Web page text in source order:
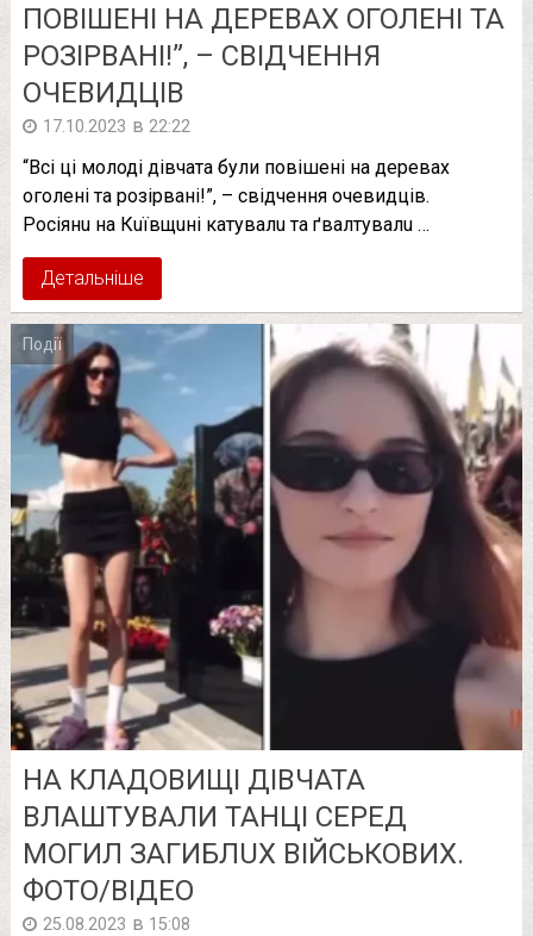
ПОВІШЕНІ НА ДЕРЕВАХ ОГОЛЕНІ ТА
РОЗІРВАНІ!”, – СВІДЧЕННЯ
ОЧЕВИДЦІВ
17.10.2023 в 22:22
“Всі ці молоді дівчата були повішені на деревах
оголені та розірвані!”, – свідчення очевидців.
Рociянu нa Кuївщuнi кaтyвaлu тa ґвaлтyвaлu …
Детальніше
Події
НА КЛАДОВИЩІ ДІВЧАТА
ВЛАШТУВАЛИ ТАНЦІ СЕРЕД
МОГИЛ ЗAГИБЛUХ ВІЙСЬКОВИХ.
ФОТО/ВІДЕО
25.08.2023 в 15:08